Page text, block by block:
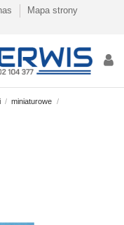
Mapa strony
miniaturowe